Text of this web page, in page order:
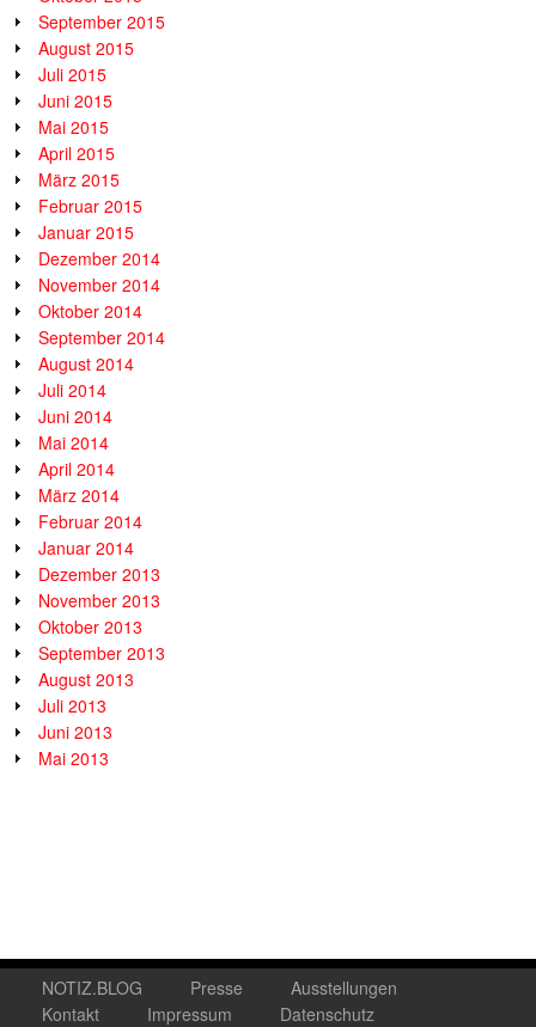
September 2015
August 2015
Juli 2015
Juni 2015
Mai 2015
April 2015
März 2015
Februar 2015
Januar 2015
Dezember 2014
November 2014
Oktober 2014
September 2014
August 2014
Juli 2014
Juni 2014
Mai 2014
April 2014
März 2014
Februar 2014
Januar 2014
Dezember 2013
November 2013
Oktober 2013
September 2013
August 2013
Juli 2013
Juni 2013
Mai 2013
NOTIZ.BLOG Presse
Ausstellungen
Kontakt
Impressum Datenschutz